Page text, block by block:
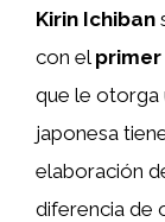
Kirin Ichiban
con el
que le otorga
japonesa
elaboración
diferencia de